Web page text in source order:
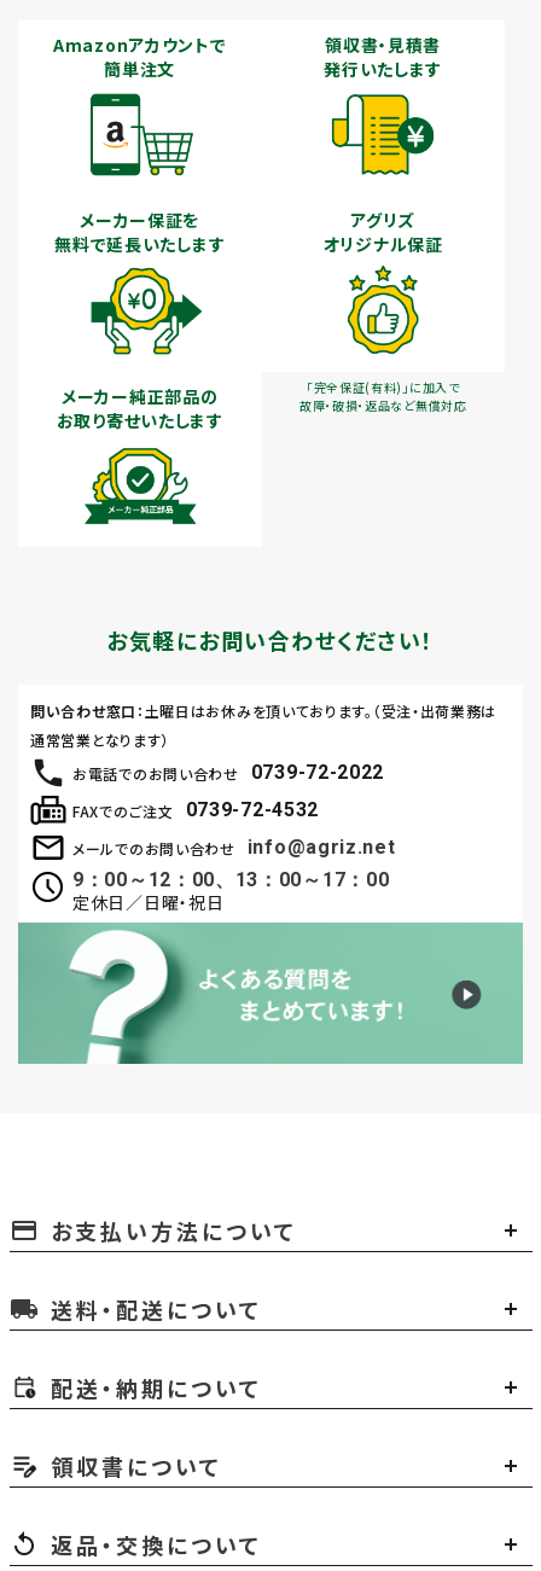
Amazonアカウントで
簡単注文
領収書・見積書
発行いたします
メーカー保証を
無料で延長いたします
アグリズ
オリジナル保証
「完全保証(有料)」に加入で
故障・破損・返品など無償対応
メーカー純正部品の
お取り寄せいたします
お気軽にお問い合わせください！
お電話でのお問い合わせ 0739-72-2022
メールでのお問い合わせ
info@agriz.net
9：00～12：00、13：00～17：00
定休日／日曜・祝日
FAXでのご注文 0739-72-4532
問い合わせ窓口 ：土曜日はお休みを頂いております。（受注・出荷業務は
通常営業となります）
payment お支払い方法について
local_shipping 送料・配送について
配送・納期について
領収書について
返品・交換について